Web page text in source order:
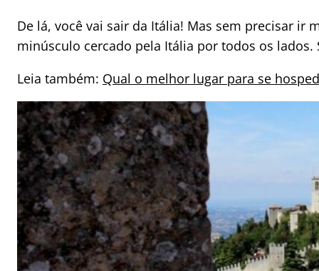
De lá, você vai sair da Itália! Mas sem precisar ir
minúsculo cercado pela Itália por todos os
Leia também: Qual o melhor lugar para se